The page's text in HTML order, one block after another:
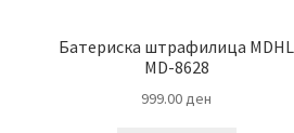
Батериска штрафилица MDHL
MD-8628
999.00ден